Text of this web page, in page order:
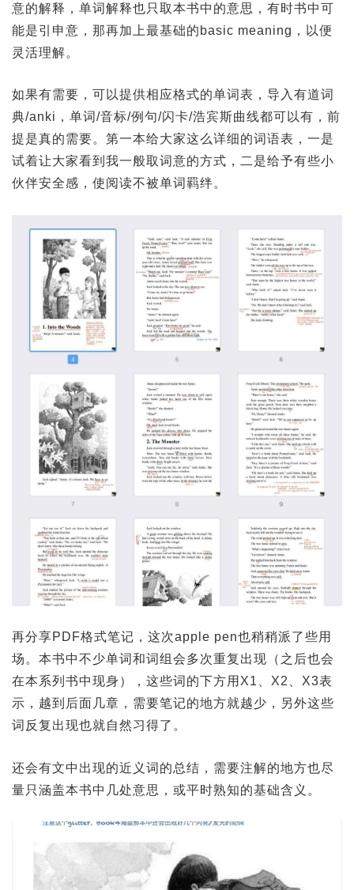
意的解释，单词解释也只取本书中的意思，有时书中可
能是引申意，那再加上最基础的basic meaning，以便
灵活理解。
如果有需要，可以提供相应格式的单词表，导入有道词
典/anki，单词/音标/例句/闪卡/浩宾斯曲线都可以有，前
提是真的需要。第一本给大家这么详细的词语表，一是
试着让大家看到我一般取词意的方式，二是给予有些小
伙伴安全感，使阅读不被单词羁绊。
再分享PDF格式笔记，这次apple pen也稍稍派了些用
场。本书中不少单词和词组会多次重复出现（之后也会
在本系列书中现身），这些词的下方用X1、X2、X3表
示，越到后面几章，需要笔记的地方就越少，另外这些
词反复出现也就自然习得了。
还会有文中出现的近义词的总结，需要注解的地方也尽
量只涵盖本书中几处意思，或平时熟知的基础含义。